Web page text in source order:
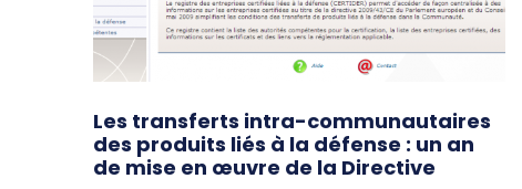
Les transferts intra-communautaires
des produits liés à la défense : un an
de mise en œuvre de la Directive